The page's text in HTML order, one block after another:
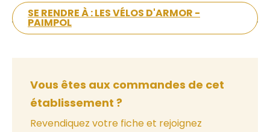
SE RENDRE À : LES VÉLOS D'ARMOR -
PAIMPOL
Vous êtes aux commandes de cet
établissement ?
Revendiquez votre fiche et rejoignez